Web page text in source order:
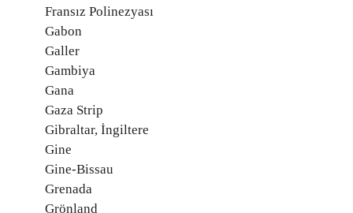
Fransız Polinezyası
Gabon
Galler
Gambiya
Gana
Gaza Strip
Gibraltar, İngiltere
Gine
Gine-Bissau
Grenada
Grönland